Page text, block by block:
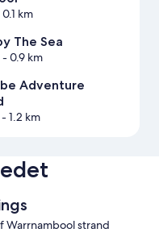
km
The Sea
- 0.9 km
Adventure
- 1.2 km
Warrnambool strand